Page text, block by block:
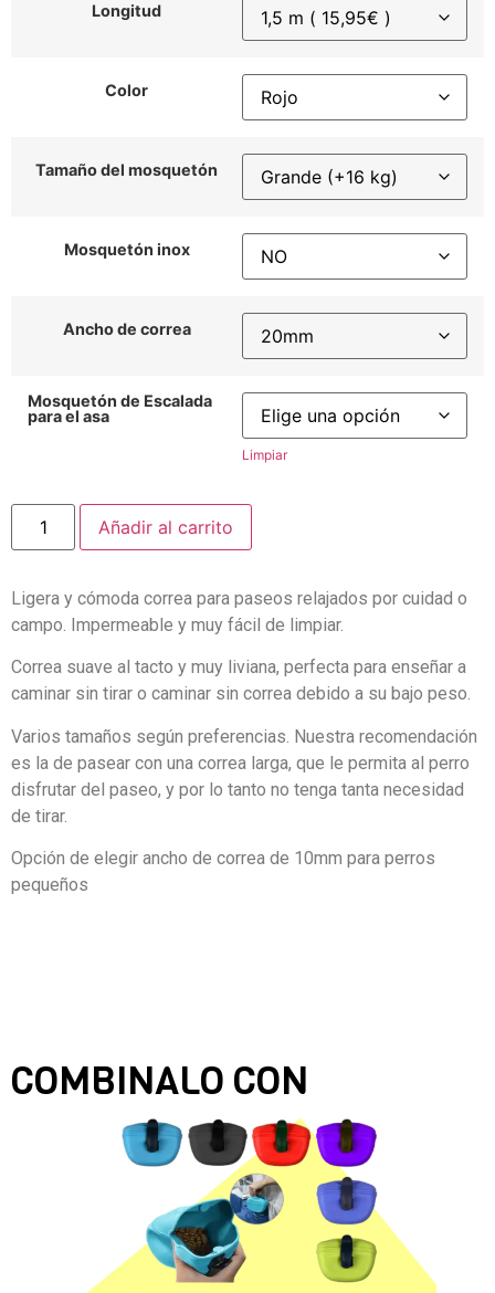
Longitud
Color
Tamaño del mosquetón
Mosquetón inox
Ancho de correa
Mosquetón de Escalada
para el asa
Limpiar
Añadir al carrito
Ligera y cómoda correa para paseos relajados por cuidad o
campo. Impermeable y muy fácil de limpiar.
Correa suave al tacto y muy liviana, perfecta para enseñar a
caminar sin tirar o caminar sin correa debido a su bajo peso.
Varios tamaños según preferencias. Nuestra recomendación
es la de pasear con una correa larga, que le permita al perro
disfrutar del paseo, y por lo tanto no tenga tanta necesidad
de tirar.
Opción de elegir ancho de correa de 10mm para perros
pequeños
COMBINALO CON